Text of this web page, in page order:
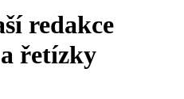
redakce
řetízky